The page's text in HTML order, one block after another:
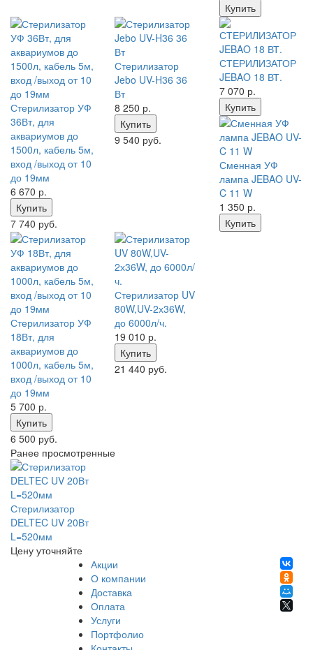
Купить
Стерилизатор УФ
36Вт, для
аквариумов до
1500л, кабель 5м,
вход /выход от 10
до 19мм
6 670 р.
Купить
7 740 руб.
Стерилизатор
Jebo UV-H36 36
Вт
8 250 р.
Купить
9 540 руб.
СТЕРИЛИЗАТОР
JEBAO 18 ВТ.
7 070 р.
Купить
Сменная УФ
лампа JEBAO UV-
C 11 W
1 350 р.
Купить
Стерилизатор УФ
18Вт, для
аквариумов до
1000л, кабель 5м,
вход /выход от 10
до 19мм
5 700 р.
Купить
6 500 руб.
Стерилизатор UV
80W,UV-2х36W,
до 6000л/ч.
19 010 р.
Купить
21 440 руб.
Ранее просмотренные
Стерилизатор
DELTEC UV 20Вт
L=520мм
Цену уточняйте
Акции
О компании
Доставка
Оплата
Услуги
Портфолио